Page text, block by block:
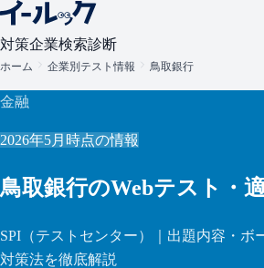
対策企業検索診断
ホーム 企業別テスト情報 鳥取銀行
金融
2026年5月 時点の情報
鳥取銀行のWebテスト・
SPI （テストセンター）
｜出題内容・ボ
対策法を徹底解説